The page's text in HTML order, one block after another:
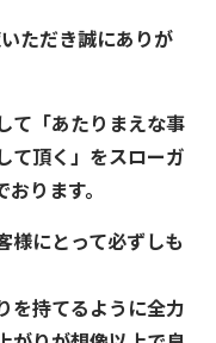
ただき誠にありが
て「あたりまえな事
て頂く」をスローガ
ります。
様にとって必ずしも
を持てるように全力